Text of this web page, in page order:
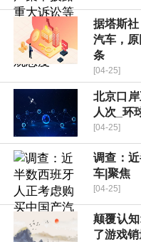
据塔斯
汽车，
条
[04-25]
北京口
人次_环
[04-25]
调查：
车|聚焦
[04-25]
颠覆认
了游戏